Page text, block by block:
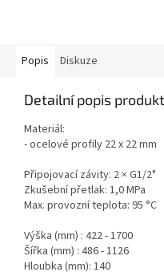
Popis Diskuze
Detailní popis
Materiál:
-ocelové profily 22 x 22 mm
Připojovací závity: 2 × G1/2"
Zkušební přetlak: 1,0 MPa
Max. provozní teplota: 95 °C
Výška (mm) : 422 - 1700
Šířka (mm) : 486 - 1126
Hloubka (mm): 140